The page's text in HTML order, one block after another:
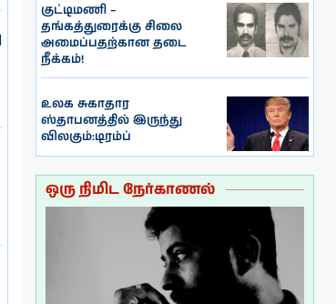
குட்டிமணி –
தங்கத்துரைக்கு சிலை
அமைப்பதற்கான தடை
நீக்கம்!
உலக சுகாதார
ஸ்தாபனத்தில் இருந்து
விலகும்:டிரம்ப்
ஒரு நிமிட நேர்காணல்